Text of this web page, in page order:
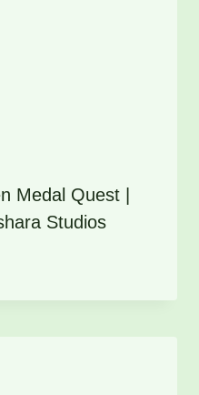
Medal Quest |
Studios